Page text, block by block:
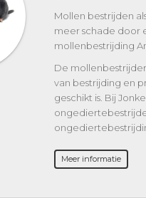
Mollen bestrijden
meer schade door
mollenbestrijding
De
van bestrijding en
geschikt is. Bij
Meer informatie